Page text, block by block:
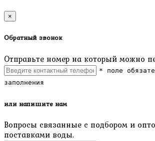
×
Обратный звонок
Отправьте номер на который можно
* поле
заполнения
или напишите нам
Вопросы связанные с подбором и
поставками воды.